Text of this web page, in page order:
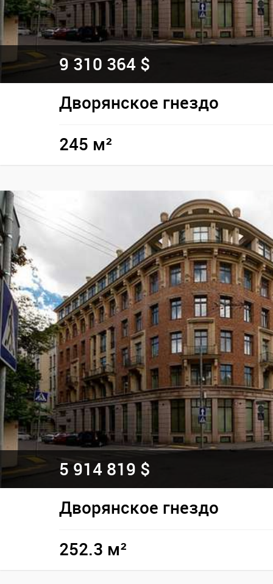
9 310 364 $
Дворянское гнездо
245 м²
5 914 819 $
Дворянское гнездо
252.3 м²